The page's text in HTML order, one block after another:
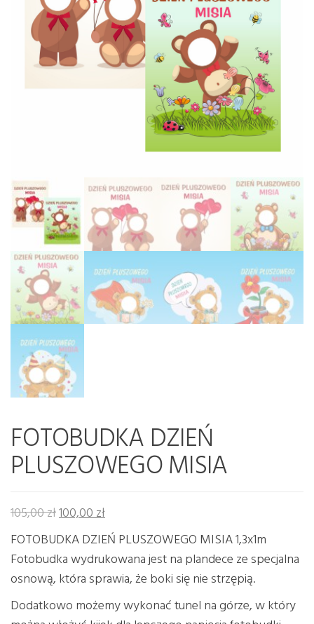
FOTOBUDKA DZIEŃ
PLUSZOWEGO MISIA
105,00złPierwotna cena wynosiła: 105,00 zł.
100,00 złAktualna cena wynosi: 100,00 zł.
FOTOBUDKA DZIEŃ PLUSZOWEGO MISIA 1,3x1m
Fotobudka wydrukowana jest na plandece ze specjalna
osnową, która sprawia, że boki się nie strzępią.
Dodatkowo możemy wykonać tunel na górze, w który